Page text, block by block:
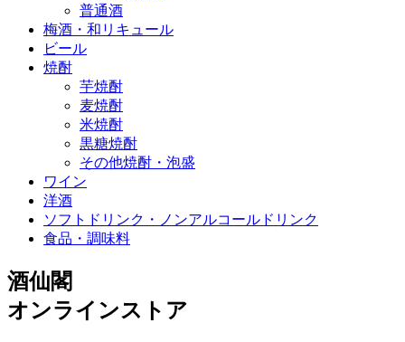
普通酒
梅酒・和リキュール
ビール
焼酎
芋焼酎
麦焼酎
米焼酎
黒糖焼酎
その他焼酎・泡盛
ワイン
洋酒
ソフトドリンク・ノンアルコールドリンク
食品・調味料
酒仙閣
オンラインストア